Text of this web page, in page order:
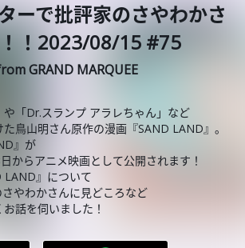
ーで批評家のさやわかさ
！2023/08/15 #75
GRAND MARQUEE
や「Dr.スランプ アラレちゃん」など
鳥山明さん原作の漫画『SAND LAND』。
』が
からアニメ映画として公開されます！
LAND』について
やわかさんに見どころなど
話を伺いました！